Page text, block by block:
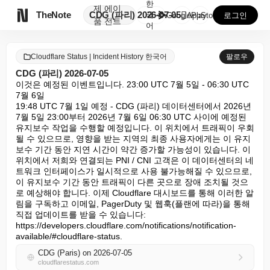
TheNote
제
품
에이
전트
CDG (파리) 2026-07-05
한
국
어
GooglePlay
AppStore 로그인
Cloudflare Status | Incident History 한국어 팔로우
CDG (파리) 2026-07-05
이것은 예정된 이벤트입니다. 23:00 UTC 7월 5일 - 06:30 UTC
7월 6일
19:48 UTC 7월 1일 예정 - CDG (파리) 데이터센터에서 2026년
7월 5일 23:00부터 2026년 7월 6일 06:30 UTC 사이에 예정된
유지보수 작업을 수행할 예정입니다. 이 위치에서 트래픽이 우회
될 수 있으므로, 영향을 받는 지역의 최종 사용자에게는 이 유지
보수 기간 동안 지연 시간이 약간 증가할 가능성이 있습니다. 이
위치에서 저희와 연결되는 PNI / CNI 고객은 이 데이터센터의 네
트워크 인터페이스가 일시적으로 사용 불가능해질 수 있으므로,
이 유지보수 기간 동안 트래픽이 다른 곳으로 장애 조치될 것으
로 예상해야 합니다. 이제 Cloudflare 대시보드를 통해 이러한 알
림을 구독하고 이메일, PagerDuty 및 웹훅(플랜에 따라)을 통해
직접 업데이트를 받을 수 있습니다:
https://developers.cloudflare.com/notifications/notification-
available/#cloudflare-status.
CDG (Paris) on 2026-07-05
cloudflarestatus.com